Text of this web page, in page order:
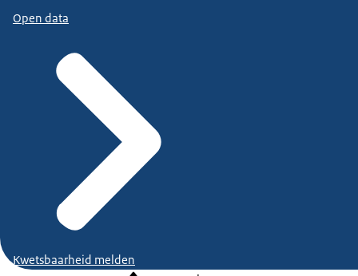
Open data
Kwetsbaarheid melden